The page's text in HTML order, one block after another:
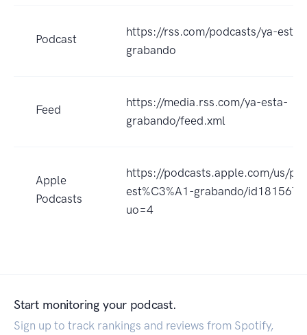
Podcast
https://rss.com/podcasts/ya-esta-
grabando
Feed
https://media.rss.com/ya-esta-
grabando/feed.xml
Apple
Podcasts
https://podcasts.apple.com/us/
est%C3%A1-grabando/
uo=4
Start monitoring your podcast.
Sign up to track rankings and reviews from Spotify,